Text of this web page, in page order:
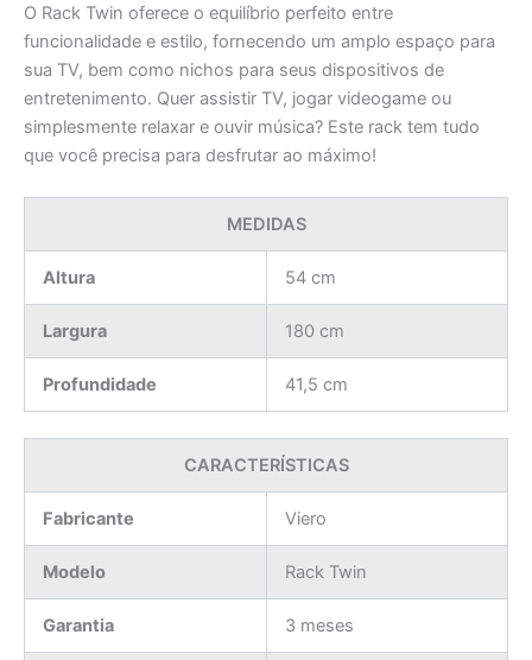
O Rack Twin oferece o equilíbrio perfeito entre
funcionalidade e estilo, fornecendo um amplo espaço para
sua TV, bem como nichos para seus dispositivos de
entretenimento. Quer assistir TV, jogar videogame ou
simplesmente relaxar e ouvir música? Este rack tem tudo
que você precisa para desfrutar ao máximo!
MEDIDAS
Altura 54 cm
Largura 180 cm
Profundidade 41,5 cm
CARACTERÍSTICAS
Fabricante Viero
Modelo Rack Twin
Garantia 3 meses